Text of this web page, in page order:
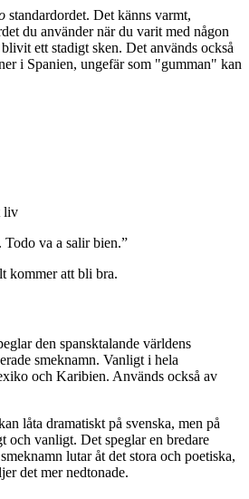
standardordet. Det känns varmt,
du använder när du varit med någon
ett stadigt sken. Det används också
i Spanien, ungefär som "gumman" kan
liv
va a salir bien.”
kommer att bli bra.
den spansktalande världens
smeknamn. Vanligt i hela
och Karibien. Används också av
låta dramatiskt på svenska, men på
och vanligt. Det speglar en bredare
lutar åt det stora och poetiska,
det mer nedtonade.